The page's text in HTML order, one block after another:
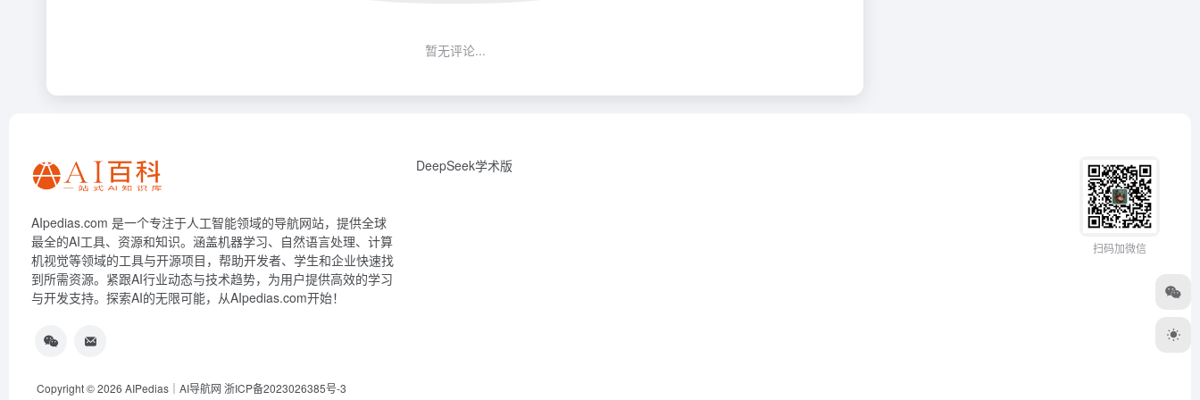
暂无评论...
AIpedias.com 是一个专注于人工智能领域的导航网站，提供全球
最全的AI工具、资源和知识。涵盖机器学习、自然语言处理、计算
机视觉等领域的工具与开源项目，帮助开发者、学生和企业快速找
到所需资源。紧跟AI行业动态与技术趋势，为用户提供高效的学习
与开发支持。探索AI的无限可能，从AIpedias.com开始！
DeepSeek学术版
扫码加微信
Copyright © 2026 AIPedias｜AI导航网 浙ICP备2023026385号-3